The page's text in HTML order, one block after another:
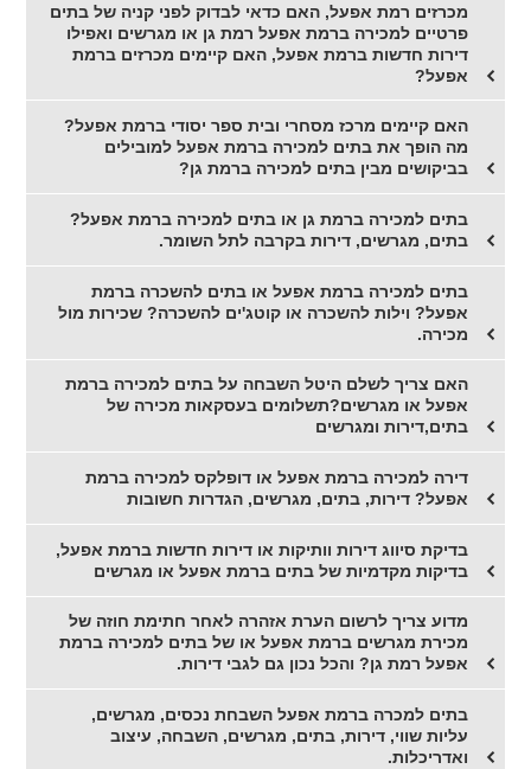
מכרזים רמת אפעל, האם כדאי לבדוק לפני קניה של בתים
פרטיים למכירה ברמת אפעל רמת גן או מגרשים ואפילו
דירות חדשות ברמת אפעל, האם קיימים מכרזים ברמת
אפעל?
האם קיימים מרכז מסחרי ובית ספר יסודי ברמת אפעל?
מה הופך את בתים למכירה ברמת אפעל למובילים
בביקושים מבין בתים למכירה ברמת גן?
בתים למכירה ברמת גן או בתים למכירה ברמת אפעל?
בתים, מגרשים, דירות בקרבה לתל השומר.
בתים למכירה ברמת אפעל או בתים להשכרה ברמת
אפעל? וילות להשכרה או קוטג'ים להשכרה? שכירות מול
מכירה.
האם צריך לשלם היטל השבחה על בתים למכירה ברמת
אפעל או מגרשים?תשלומים בעסקאות מכירה של
בתים,דירות ומגרשים
דירה למכירה ברמת אפעל או דופלקס למכירה ברמת
אפעל? דירות, בתים, מגרשים, הגדרות חשובות
בדיקת סיווג דירות וותיקות או דירות חדשות ברמת אפעל,
בדיקות מקדמיות של בתים ברמת אפעל או מגרשים
מדוע צריך לרשום הערת אזהרה לאחר חתימת חוזה של
מכירת מגרשים ברמת אפעל או של בתים למכירה ברמת
אפעל רמת גן? והכל נכון גם לגבי דירות.
בתים למכרה ברמת אפעל השבחת נכסים, מגרשים,
עליות שווי, דירות, בתים, מגרשים, השבחה, עיצוב
ואדריכלות.